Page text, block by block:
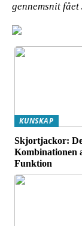
gennemsnit fået
KUNSKAP
Skjortjackor:
Kombinationen
Funktion